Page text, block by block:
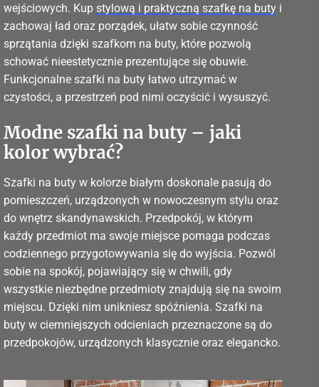
wejściowych. Kup stylową i praktyczną szafkę na buty i
zachowaj ład oraz porządek, ułatw sobie czynność
sprzątania dzięki szafkom na buty, które pozwolą
schować nieestetycznie prezentujące się obuwie.
Funkcjonalne szafki na buty łatwo utrzymać w
czystości, a przestrzeń pod nimi oczyścić i wysuszyć.
Modne szafki na buty – jaki
kolor wybrać?
Szafki na buty w kolorze białym doskonale pasują do
pomieszczeń, urządzonych w nowoczesnym stylu oraz
do wnętrz skandynawskich. Przedpokój, w którym
każdy przedmiot ma swoje miejsce pomaga podczas
codziennego przygotowywania się do wyjścia. Pozwól
sobie na spokój, pojawiający się w chwili, gdy
wszystkie niezbędne przedmioty znajdują się na swoim
miejscu. Dzięki nim unikniesz spóźnienia. Szafki na
buty w ciemniejszych odcieniach przeznaczone są do
przedpokojów, urządzonych klasycznie oraz elegancko.